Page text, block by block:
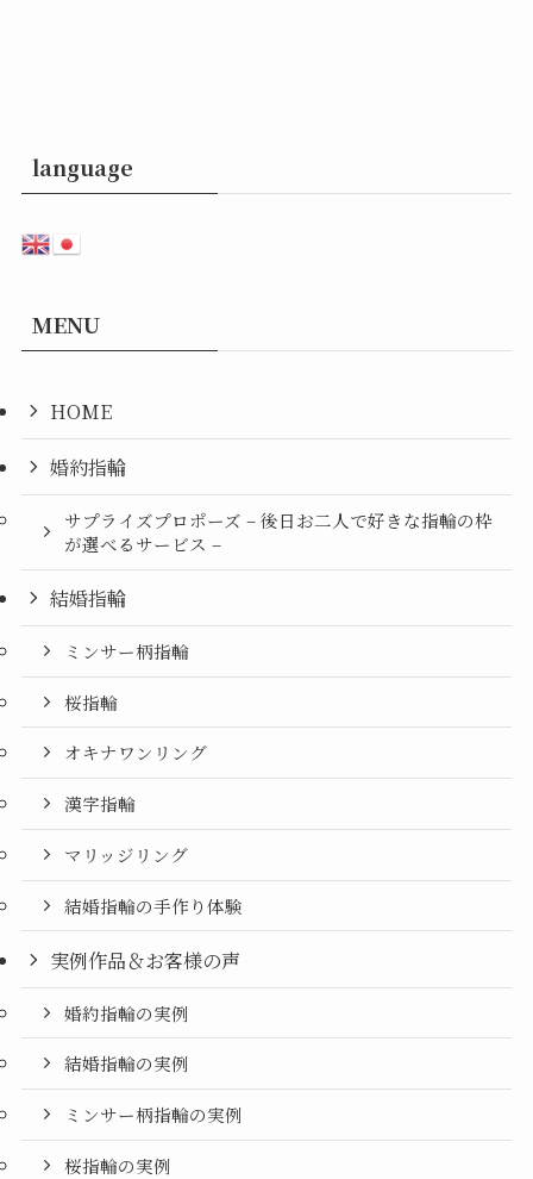
language
MENU
HOME
婚約指輪
サプライズプロポーズ – 後日お二人で好きな指輪の枠
が選べるサービス –
結婚指輪
ミンサー柄指輪
桜指輪
オキナワンリング
漢字指輪
マリッジリング
結婚指輪の手作り体験
実例作品＆お客様の声
婚約指輪の実例
結婚指輪の実例
ミンサー柄指輪の実例
桜指輪の実例